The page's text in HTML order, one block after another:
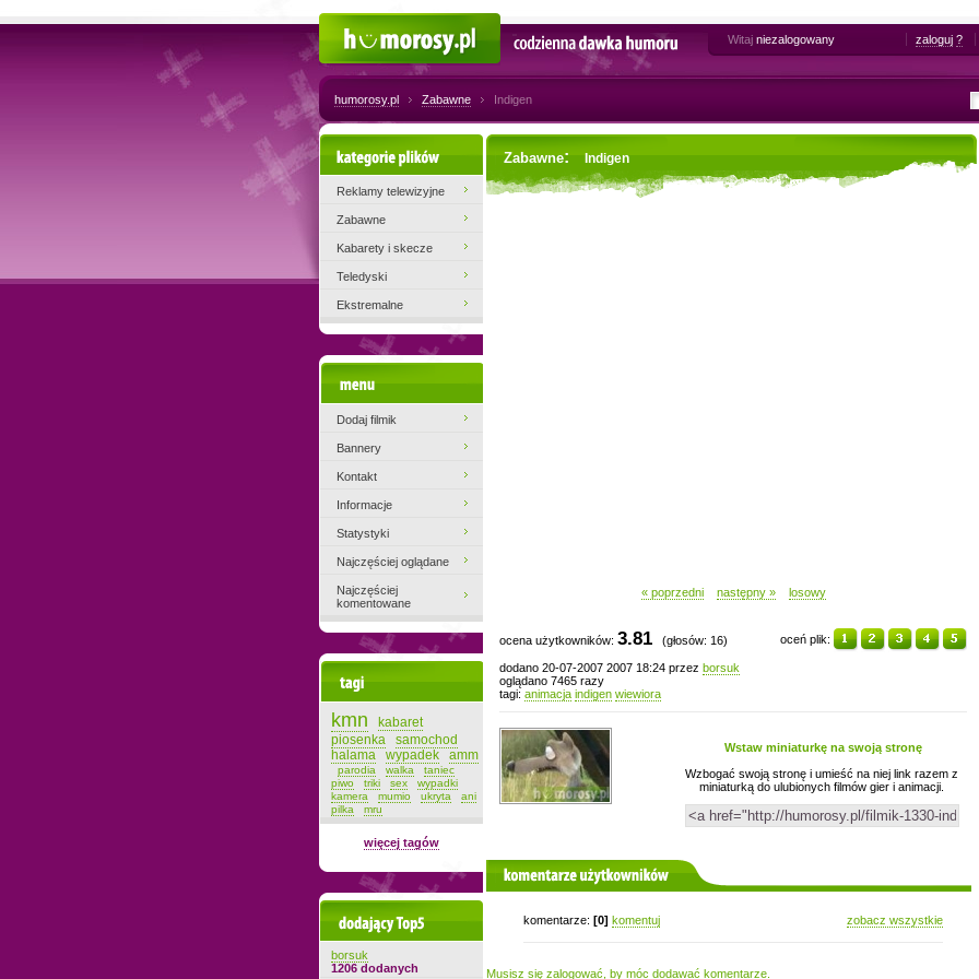
Codzienna dawka humoru
Witaj niezalogowany zaloguj ?
humorosy.pl Zabawne Indigen
Zabawne: Indigen
« poprzedni następny » losowy
ocena użytkowników: 3.81 (głosów: 16) oceń plik:
dodano 20-07-2007 2007 18:24 przez borsuk
oglądano 7465 razy
tagi: animacja indigen wiewiora
Wstaw miniaturkę na swoją stronę
Wzbogać swoją stronę i umieść na niej link razem z
miniaturką do ulubionych filmów gier i animacji.
komentarze użytkowników
komentarze: [0] komentuj zobacz wszystkie
Musisz się zalogować, by móc dodawać komentarze.
Kategorie plików
Reklamy telewizyjne
Zabawne
Kabarety i skecze
Teledyski
Ekstremalne
Dodaj filmik
Bannery
Kontakt
Informacje
Statystyki
Najczęściej oglądane
Najczęściej
komentowane
kmn
kabaret
piosenka
samochod
halama
wypadek amm
parodia walka
taniec
piwo
triki sex
wypadki
kamera
mumio ukryta
ani
pilka
mru
więcej tagów
Dodający top-5
borsuk
1206 dodanych